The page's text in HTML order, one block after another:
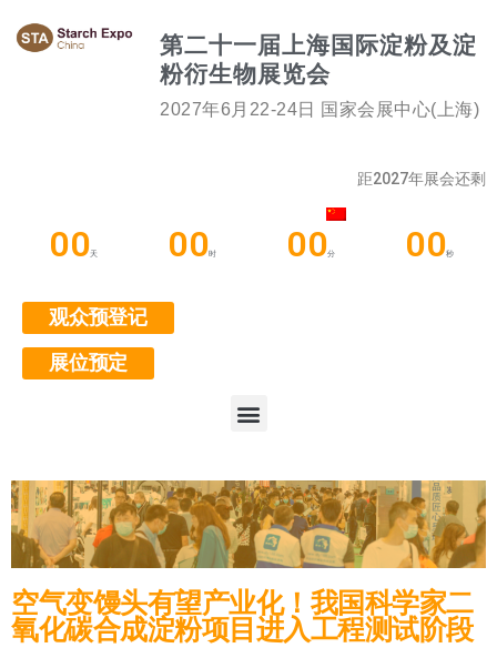
第二十一届上海国际淀粉及淀
粉衍生物展览会
2027年6月22-24日 国家会展中心(上海)
距2027年展会还剩
00天 00时 00分 00秒
观众预登记
展位预定
空气变馒头有望产业化！我国科学家二
氧化碳合成淀粉项目进入工程测试阶段